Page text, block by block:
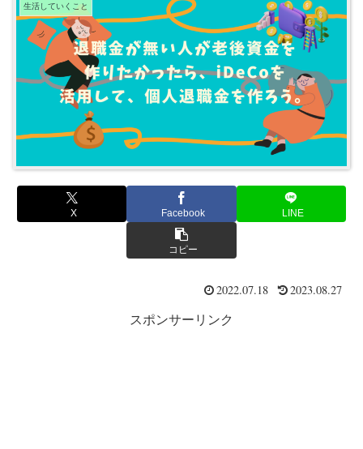
生活していくこと
X Facebook LINE
コピー
2022.07.18 2023.08.27
スポンサーリンク